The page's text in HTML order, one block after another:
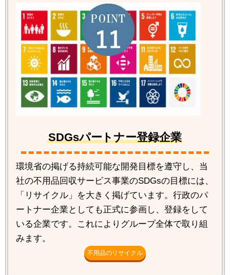
SDGsパートナー登録企業
環境省の掲げる持続可能な開発目標を遵守し、当
社の不用品回収サービス事業のSDGsの目標には、
「リサイクル」を大きく掲げています。行政のパ
ートナー企業としても正式に参画し、登録をして
いる企業です。これによりグループ全体で取り組
みます。
不用品のリサイクル